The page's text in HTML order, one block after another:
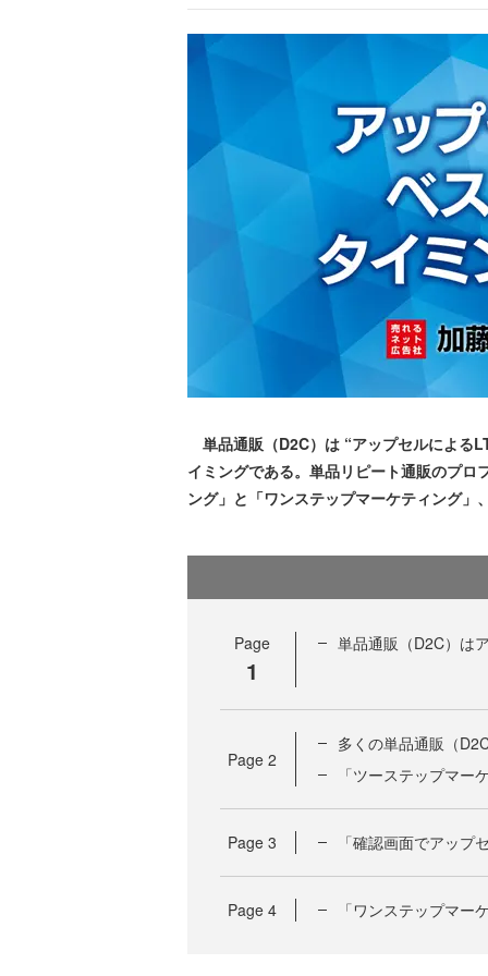
単品通販（D2C）は “アップセルによる
イミングである。単品リピート通販のプ
ング」と「ワンステップマーケティング
Page
1
単品通販（D2C）は
Page 2
多くの単品通販（
「ツーステップマー
Page 3 「確認画面でアップ
Page 4 「ワンステップマー